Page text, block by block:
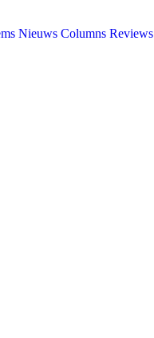
Nieuws Columns Reviews